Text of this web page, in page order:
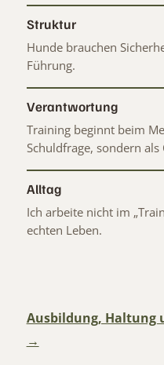
Struktur
Hunde brauchen
Führung.
Verantwortung
Training beginnt beim
Schuldfrage, sondern als
Alltag
Ich arbeite nicht im
echten Leben.
Ausbildung, Haltung